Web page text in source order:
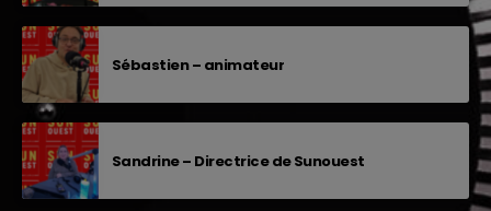
Sébastien – animateur
Sandrine – Directrice de Sunouest